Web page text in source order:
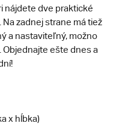
nájdete dve praktické
zadnej strane má tiež
a nastaviteľný, možno
ešte dnes a
x hĺbka)